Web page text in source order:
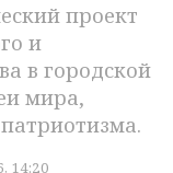
проект
и
в городской
мира,
14:20